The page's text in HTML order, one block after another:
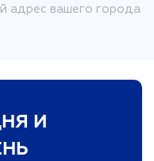
адрес вашего города
И